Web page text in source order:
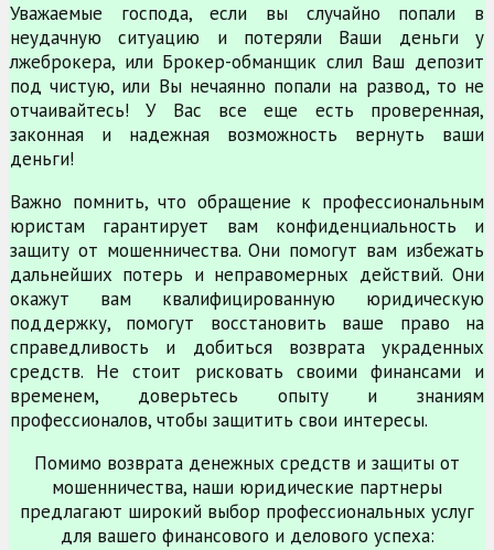
Уважаемые господа, если вы случайно попали в
неудачную ситуацию и потеряли Ваши деньги у
лжеброкера, или Брокер-обманщик слил Ваш депозит
под чистую, или Вы нечаянно попали на развод, то не
отчаивайтесь! У Вас все еще есть проверенная,
законная и надежная возможность вернуть ваши
деньги!
Важно помнить, что обращение к профессиональным
юристам гарантирует вам конфиденциальность и
защиту от мошенничества. Они помогут вам избежать
дальнейших потерь и неправомерных действий. Они
окажут вам квалифицированную юридическую
поддержку, помогут восстановить ваше право на
справедливость и добиться возврата украденных
средств. Не стоит рисковать своими финансами и
временем, доверьтесь опыту и знаниям
профессионалов, чтобы защитить свои интересы.
Помимо возврата денежных средств и защиты от
мошенничества, наши юридические партнеры
предлагают широкий выбор профессиональных услуг
для вашего финансового и делового успеха: